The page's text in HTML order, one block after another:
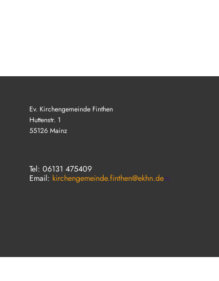
Ev. Kirchengemeinde Finthen
Huttenstr. 1
55126 Mainz
Tel: 06131 475409
Email: kirchengemeinde.finthen@ekhn.dem